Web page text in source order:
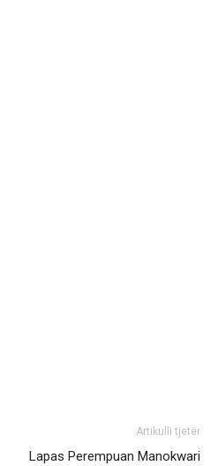
Artikulli tjetër
Lapas Perempuan Manokwari